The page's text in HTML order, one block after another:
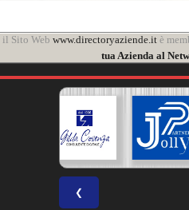
il Sito Web www.directoryaziende.it è
tua Azienda al
❮